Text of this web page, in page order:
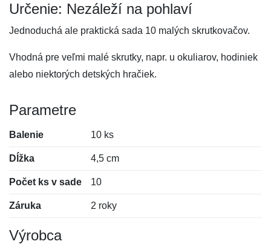
Určenie: Nezáleží na pohlaví
Jednoduchá ale praktická sada 10 malých skrutkovačov.
Vhodná pre veľmi malé skrutky, napr. u okuliarov, hodiniek
alebo niektorých detských hračiek.
Parametre
Balenie 10 ks
Dĺžka 4,5 cm
Počet ks v sade 10
Záruka 2 roky
Výrobca